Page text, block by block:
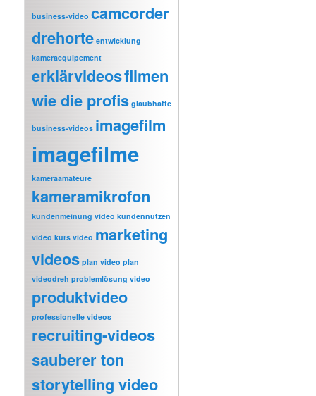
business-video camcorder
drehorte entwicklung
kameraequipement
erklärvideosfilmen
wie die profis glaubhafte
business-videos imagefilm
imagefilme
kameraamateure
kameramikrofon
kundenmeinung video kundennutzen
video kurs video marketing
videos plan video plan
videodreh problemlösung video
produktvideo
professionelle videos
recruiting-videos
sauberer ton
storytelling video